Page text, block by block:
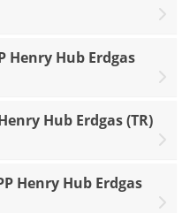
Henry Hub Erdgas
Hub Erdgas (TR)
Henry Hub Erdgas